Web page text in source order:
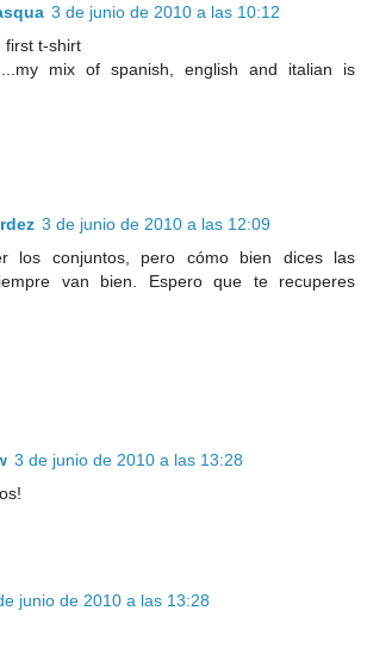
3 de junio de 2010 a las 10:12
first t-shirt
mix of spanish, english and italian is
3 de junio de 2010 a las 12:09
los conjuntos, pero cómo bien dices las
van bien. Espero que te recuperes
3 de junio de 2010 a las 13:28
junio de 2010 a las 13:28